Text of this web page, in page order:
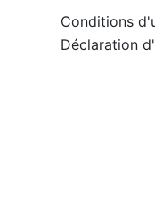
Conditions
Déclaration